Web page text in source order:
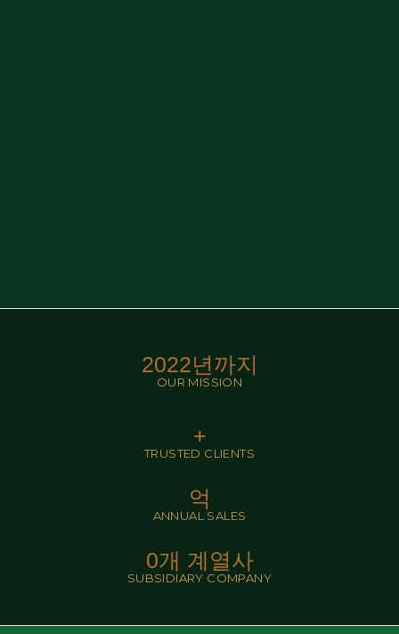
OUR MISSION
2022년까지
TRUSTED CLIENTS
+
ANNUAL SALES
억
SUBSIDIARY COMPANY
0개 계열사